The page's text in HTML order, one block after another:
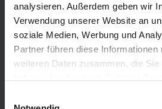
analysieren. Außerdem geben wir
Verwendung unserer Website an
soziale Medien, Werbung und
Partner führen diese
weiteren Daten zusammen, die Sie
Alle Preise & Termine für
Route